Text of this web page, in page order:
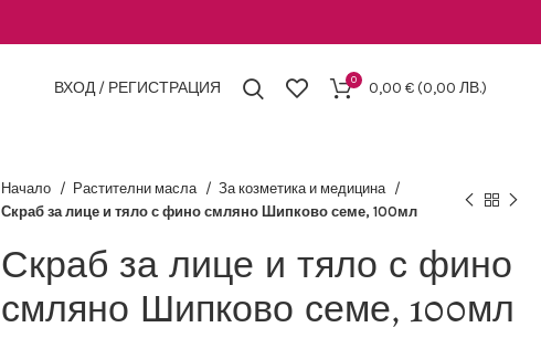
ВХОД / РЕГИСТРАЦИЯ 0 0,00€(0,00 ЛВ.)
Начало Растителни масла
За козметика и медицина
Скраб за лице и тяло с фино смляно Шипково семе, 100мл
Скраб за лице и тяло с фино
смляно Шипково семе, 100мл